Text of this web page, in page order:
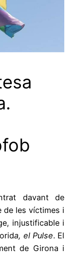
davant de
de les víctimes i
injustificable i
a, el Pulse. El
de Girona i